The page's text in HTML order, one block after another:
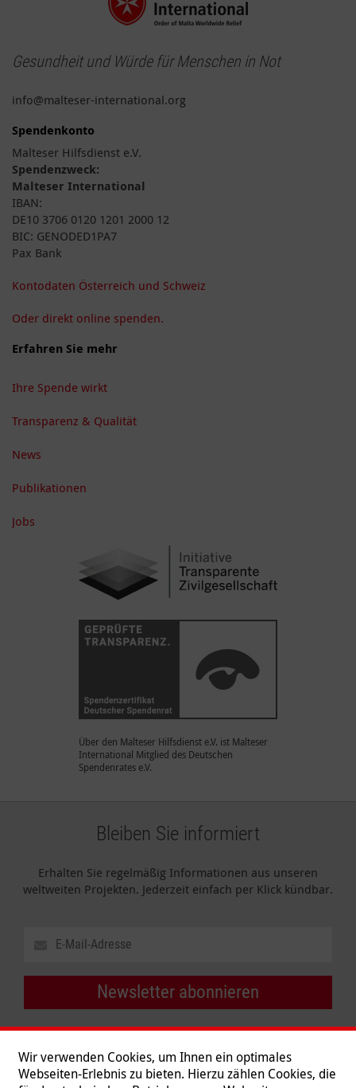
Gesundheit und Würde für Menschen in Not
info@malteser-international.org
Spendenkonto
Malteser Hilfsdienst e.V.
Spendenzweck:
Malteser International
IBAN:
DE10 3706 0120 1201 2000 12
BIC: GENODED1PA7
Pax Bank
Kontodaten Österreich und Schweiz
Oder direkt online spenden.
Erfahren Sie mehr
Ihre Spende wirkt
Transparenz & Qualität
News
Publikationen
Jobs
Über den Malteser Hilfsdienst e.V. ist Malteser
International Mitglied des Deutschen
Spendenrates e.V.
Bleiben Sie informiert
Erhalten Sie regelmäßig Informationen aus unseren
weltweiten Projekten. Jederzeit einfach per Klick kündbar.
Newsletter abonnieren
Wir verwenden Cookies, um Ihnen ein optimales
Webseiten-Erlebnis zu bieten. Hierzu zählen Cookies, die